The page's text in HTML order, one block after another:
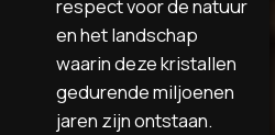
respect voor de natuur
en het landschap
waarin deze kristallen
gedurende miljoenen
jaren zijn ontstaan.